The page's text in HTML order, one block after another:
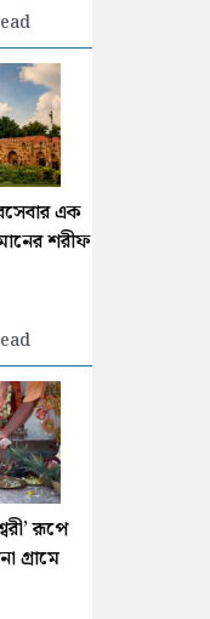
এক
শরীফ
রূপে
গ্রামে